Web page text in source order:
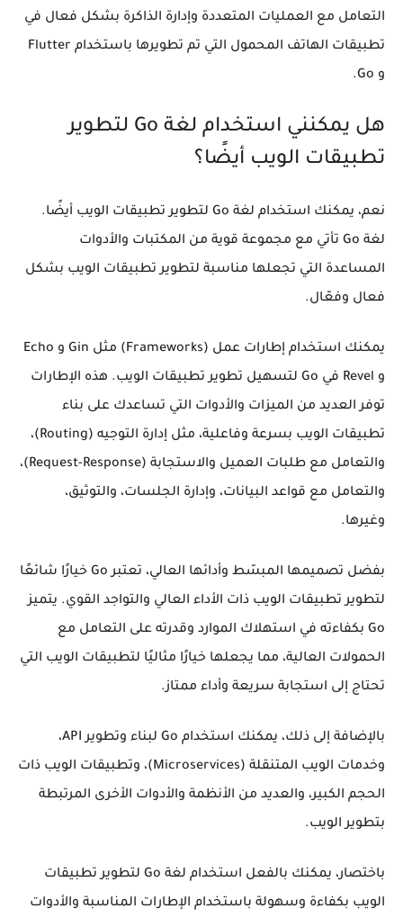
التعامل مع العمليات المتعددة وإدارة الذاكرة بشكل فعال في
تطبيقات الهاتف المحمول التي تم تطويرها باستخدام Flutter
و Go.
هل يمكنني استخدام لغة Go لتطوير
تطبيقات الويب أيضًا؟
نعم، يمكنك استخدام لغة Go لتطوير تطبيقات الويب أيضًا.
لغة Go تأتي مع مجموعة قوية من المكتبات والأدوات
المساعدة التي تجعلها مناسبة لتطوير تطبيقات الويب بشكل
فعال وفعّال.
يمكنك استخدام إطارات عمل (Frameworks) مثل Gin و Echo
و Revel في Go لتسهيل تطوير تطبيقات الويب. هذه الإطارات
توفر العديد من الميزات والأدوات التي تساعدك على بناء
تطبيقات الويب بسرعة وفاعلية، مثل إدارة التوجيه (Routing)،
والتعامل مع طلبات العميل والاستجابة (Request-Response)،
والتعامل مع قواعد البيانات، وإدارة الجلسات، والتوثيق،
وغيرها.
بفضل تصميمها المبسّط وأدائها العالي، تعتبر Go خيارًا شائعًا
لتطوير تطبيقات الويب ذات الأداء العالي والتواجد القوي. يتميز
Go بكفاءته في استهلاك الموارد وقدرته على التعامل مع
الحمولات العالية، مما يجعلها خيارًا مثاليًا لتطبيقات الويب التي
تحتاج إلى استجابة سريعة وأداء ممتاز.
بالإضافة إلى ذلك، يمكنك استخدام Go لبناء وتطوير API،
وخدمات الويب المتنقلة (Microservices)، وتطبيقات الويب ذات
الحجم الكبير، والعديد من الأنظمة والأدوات الأخرى المرتبطة
بتطوير الويب.
باختصار، يمكنك بالفعل استخدام لغة Go لتطوير تطبيقات
الويب بكفاءة وسهولة باستخدام الإطارات المناسبة والأدوات